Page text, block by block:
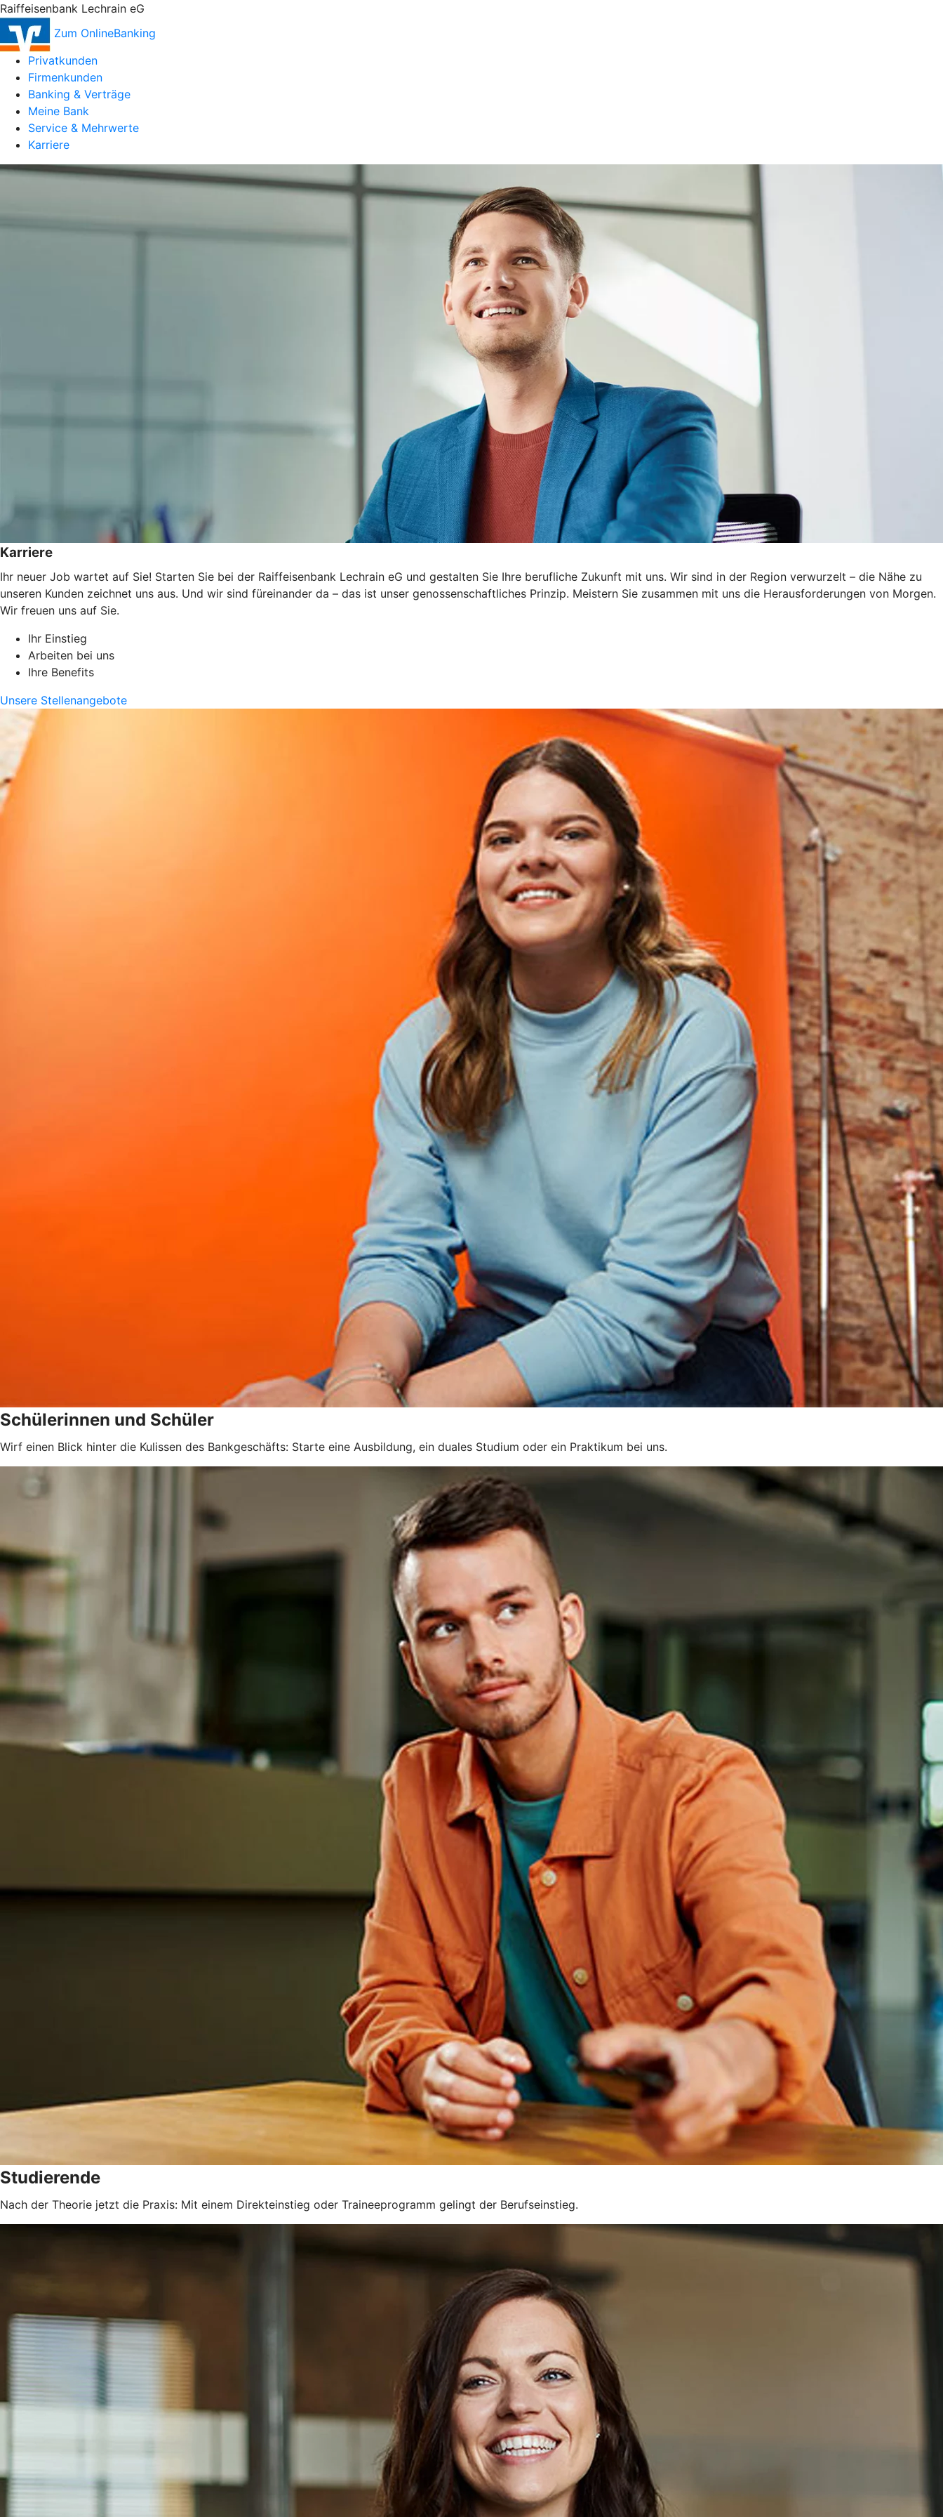
Raiffeisenbank Lechrain eG
Zum OnlineBanking
Privatkunden
Firmenkunden
Banking & Verträge
Meine Bank
Service & Mehrwerte
Karriere
Karriere
Ihr neuer Job wartet auf Sie! Starten Sie bei der Raiffeisenbank Lechrain eG und gestalten Sie Ihre berufliche Zukunft mit uns. Wir sind in der Region verwurzelt – die Nähe zu
unseren Kunden zeichnet uns aus. Und wir sind füreinander da – das ist unser genossenschaftliches Prinzip. Meistern Sie zusammen mit uns die Herausforderungen von Morgen.
Wir freuen uns auf Sie.
Ihr Einstieg
Arbeiten bei uns
Ihre Benefits
Unsere Stellenangebote
Schülerinnen und Schüler
Wirf einen Blick hinter die Kulissen des Bankgeschäfts: Starte eine Ausbildung, ein duales Studium oder ein Praktikum bei uns.
Studierende
Nach der Theorie jetzt die Praxis: Mit einem Direkteinstieg oder Traineeprogramm gelingt der Berufseinstieg.